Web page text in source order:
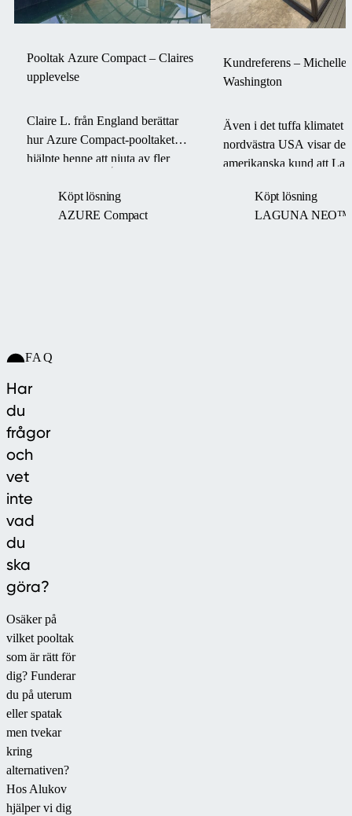
Pooltak Azure Compact – Claires
upplevelse
Claire L. från England berättar
hur Azure Compact-pooltaket
hjälpte henne att njuta av fler
oroa sig mindre för väder och
underhåll.
Köpt lösning
AZURE Compact
Kundreferens – Michelle
Washington
Även i det tuffa klimatet i
nordvästra USA visar
amerikanska kund att
och funktionell – till och
en Boom-cyklon.
Köpt lösning
LAGUNA NEO™
FAQ
Har
du
frågor
och
vet
inte
vad
du
ska
göra?
Osäker på
vilket pooltak
som är rätt för
dig? Funderar
du på uterum
eller spatak
men tvekar
kring
alternativen?
Hos Alukov
hjälper vi dig